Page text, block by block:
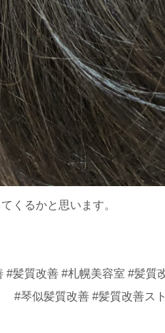
くるかと思います。
髪質改善 #札幌美容室 #髪質
琴似髪質改善 #髪質改善ス